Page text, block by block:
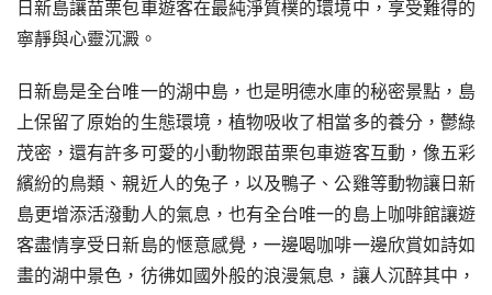
日新島讓苗栗包車遊客在最純淨質樸的環境中，享受難得的
寧靜與心靈沉澱。
日新島是全台唯一的湖中島，也是明德水庫的秘密景點，島
上保留了原始的生態環境，植物吸收了相當多的養分，鬱綠
茂密，還有許多可愛的小動物跟苗栗包車遊客互動，像五彩
繽紛的鳥類、親近人的兔子，以及鴨子、公雞等動物讓日新
島更增添活潑動人的氣息，也有全台唯一的島上咖啡館讓遊
客盡情享受日新島的愜意感覺，一邊喝咖啡一邊欣賞如詩如
畫的湖中景色，彷彿如國外般的浪漫氣息，讓人沉醉其中，